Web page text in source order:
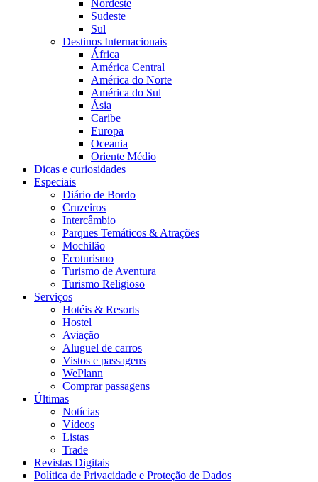
Nordeste
Sudeste
Sul
Destinos Internacionais
África
América Central
América do Norte
América do Sul
Ásia
Caribe
Europa
Oceania
Oriente Médio
Dicas e curiosidades
Especiais
Diário de Bordo
Cruzeiros
Intercâmbio
Parques Temáticos & Atrações
Mochilão
Ecoturismo
Turismo de Aventura
Turismo Religioso
Serviços
Hotéis & Resorts
Hostel
Aviação
Aluguel de carros
Vistos e passagens
WePlann
Comprar passagens
Últimas
Notícias
Vídeos
Listas
Trade
Revistas Digitais
Política de Privacidade e Proteção de Dados